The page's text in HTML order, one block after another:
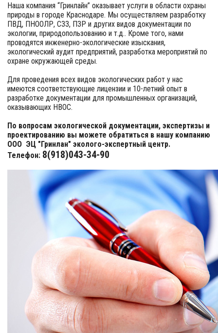
Наша компания “Гринлайн” оказывает услуги в области охраны
природы в городе Краснодаре. Мы осуществляем разработку
ПВД, ПНООЛР, СЗЗ, ПЗР и других видов документации по
экологии, природопользованию и т.д.. Кроме того, нами
проводятся инженерно-экологические изыскания,
экологический аудит предприятий, разработка мероприятий по
охране окружающей среды.
Для проведения всех видов экологических работ у нас
имеются соответствующие лицензии и 10-летний опыт в
разработке документации для промышленных организаций,
оказывающих НВОС.
По вопросам экологической документации, экспертизы и
проектированию вы можете обратиться в нашу компанию
ООО ЭЦ "Гринлан" эколого-экспертный центр.
Телефон: 8(918)043-34-90